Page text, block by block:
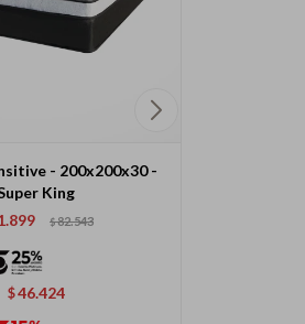
- 200x200x30 -
King
$82.543
$46.424